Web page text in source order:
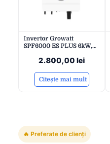
Invertor Growatt
SPF6000 ES PLUS 6kW,
2×MPPT, dongle Growatt
monitorizare
2.800,00 lei
Citește mai mult
🔥 Preferate de clienți